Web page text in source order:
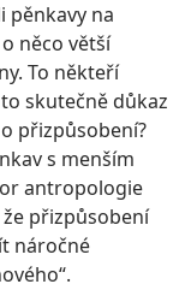
pěnkavy na
něco větší
To někteří
skutečně důkaz
přizpůsobení?
s menším
antropologie
že přizpůsobení
náročné